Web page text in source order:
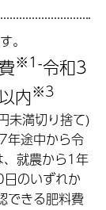
。
※1-令和3
内※3
未満切り捨て)
途中から令
就農から1年
のいずれか
できる肥料費